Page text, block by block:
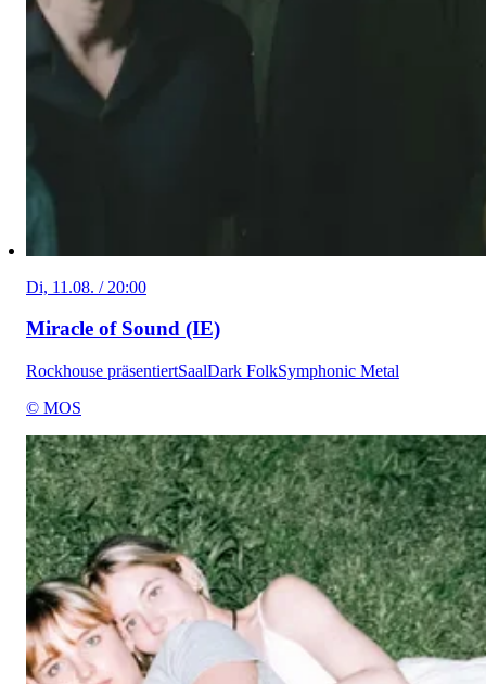
Di, 11.08. / 20:00
Miracle of Sound (IE)
Rockhouse präsentiertSaalDark FolkSymphonic Metal
© MOS